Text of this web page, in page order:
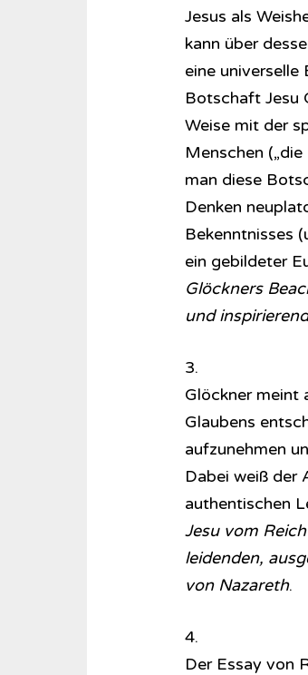
Jesus als
kann über
eine universelle
Botschaft Jesu
Weise mit der
Menschen
man diese
Denken
Bekenntnisses
ein gebildeter
Glöckners
und
3.
Glöckner meint
Glaubens
aufzunehmen
Dabei weiß der
authentischen
Jesu vom
leidenden,
von Nazareth.
4.
Der Essay von